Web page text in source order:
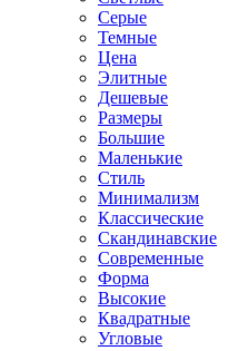
Серые
Темные
Цена
Элитные
Дешевые
Размеры
Большие
Маленькие
Стиль
Минимализм
Классические
Скандинавские
Современные
Форма
Высокие
Квадратные
Угловые